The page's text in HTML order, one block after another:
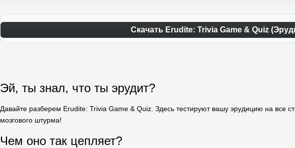
Скачать Erudite: Trivia Game & Quiz
Эй, ты знал, что ты эрудит?
Давайте разберем Erudite: Trivia Game & Quiz. Здесь тестируют вашу эрудицию на все
мозгового штурма!
Чем оно так цепляет?